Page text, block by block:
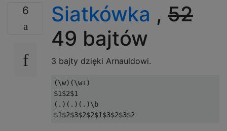
6 Siatkówka , 52
49 bajtów
3 bajty dzięki Arnauldowi.
(\w)(\w+)
$1$2$1
(.)(.)(.)\b